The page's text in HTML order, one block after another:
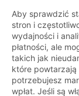
Aby sprawdzić
stron i
wydajności i
płatności, ale
takich jak
które powtarzają
potrzebujesz
wpłat. Jeśli są